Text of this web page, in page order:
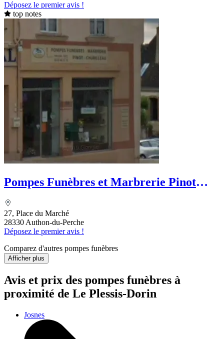
Déposez le premier avis !
top notes
Pompes Funèbres et Marbrerie Pinot
27, Place du Marché
28330 Authon-du-Perche
Déposez le premier avis !
Comparez d'autres pompes funèbres
Afficher plus
Avis et prix des pompes funèbres à
proximité de Le Plessis-Dorin
Josnes